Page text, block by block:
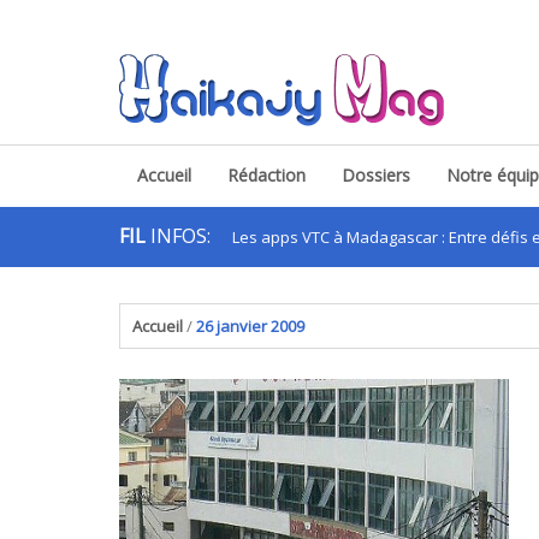
Accueil Rédaction Dossiers Notre
FIL INFOS:Les apps VTC à Madagascar : Entre défis et
Accueil/26 janvier 2009